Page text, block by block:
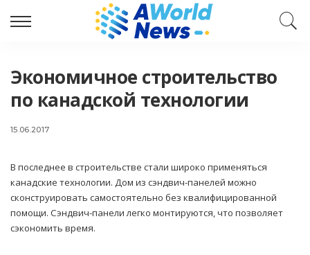
Экономичное строительство
по канадской технологии
15.06.2017
В последнее в строительстве стали широко применяться
канадские технологии. Дом из сэндвич-панелей можно
сконструировать самостоятельно без квалифицированной
помощи. Сэндвич-панели легко монтируются, что позволяет
сэкономить время.